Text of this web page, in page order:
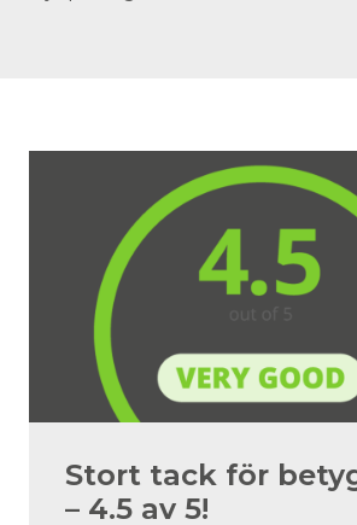
Stort tack för
– 4.5 av 5!